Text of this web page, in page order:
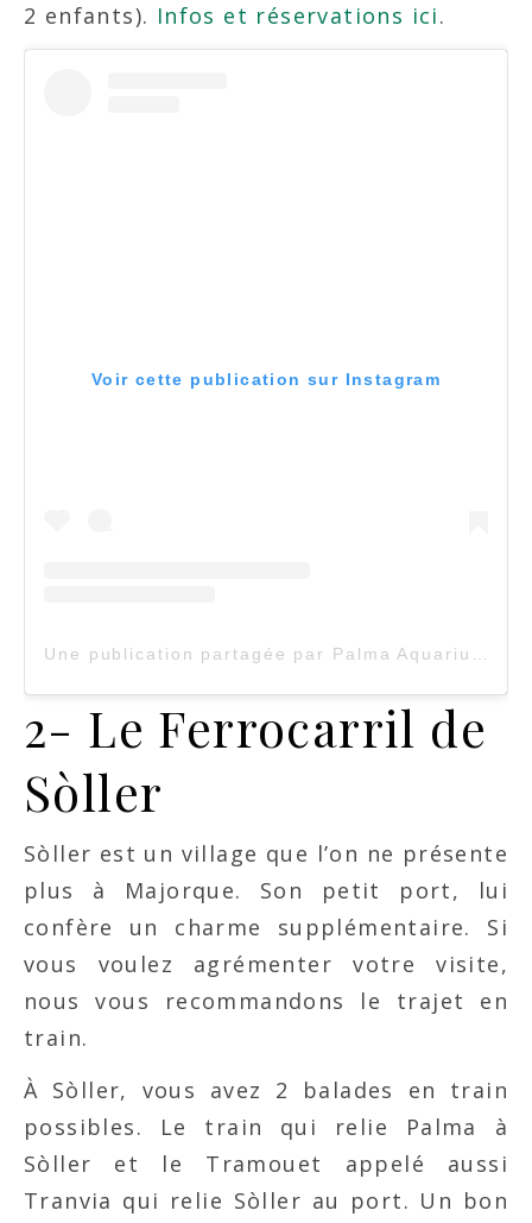
2 enfants). Infos et réservations ici.
Voir cette publication sur Instagram
2- Le Ferrocarril de
Sòller
Sòller est un village que l’on ne présente
plus à Majorque. Son petit port, lui
confère un charme supplémentaire. Si
vous voulez agrémenter votre visite,
nous vous recommandons le trajet en
train.
À Sòller, vous avez 2 balades en train
possibles. Le train qui relie Palma à
Sòller et le Tramouet appelé aussi
Tranvia qui relie Sòller au port. Un bon